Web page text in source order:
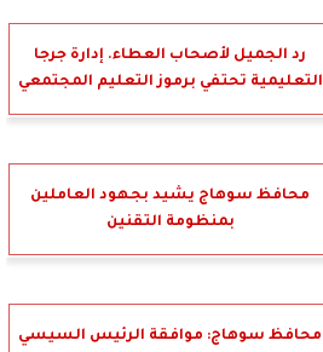
رد الجميل لأصحاب العطاء. إدارة جرجا
التعليمية تحتفي برموز التعليم المجتمعي
محافظ سوهاج يشيد بجهود العاملين
بمنظومة التقنين
محافظ سوهاج: موافقة الرئيس السيسي